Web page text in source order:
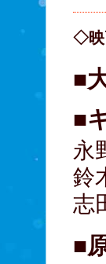
◇映
■
■
永
志
■